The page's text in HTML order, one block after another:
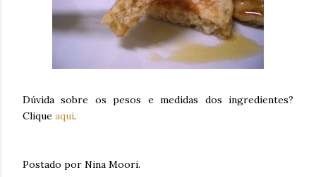
Dúvida sobre os pesos e medidas dos ingredientes?
Clique aqui.
Postado por Nina Moori.